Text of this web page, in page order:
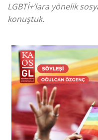
LGBTİ+’lara yönelik
konuştuk.